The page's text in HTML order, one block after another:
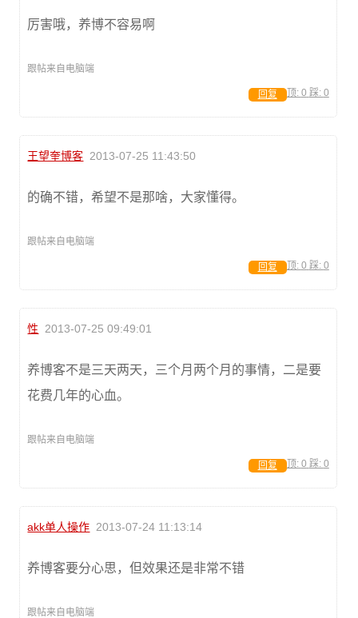
厉害哦，养博不容易啊
跟帖来自电脑端
顶: 0 踩: 0
回复
王望奎博客 2013-07-25 11:43:50
的确不错，希望不是那啥，大家懂得。
跟帖来自电脑端
顶: 0 踩: 0
回复
性 2013-07-25 09:49:01
养博客不是三天两天，三个月两个月的事情，二是要
花费几年的心血。
跟帖来自电脑端
顶: 0 踩: 0
回复
akk单人操作 2013-07-24 11:13:14
养博客要分心思，但效果还是非常不错
跟帖来自电脑端